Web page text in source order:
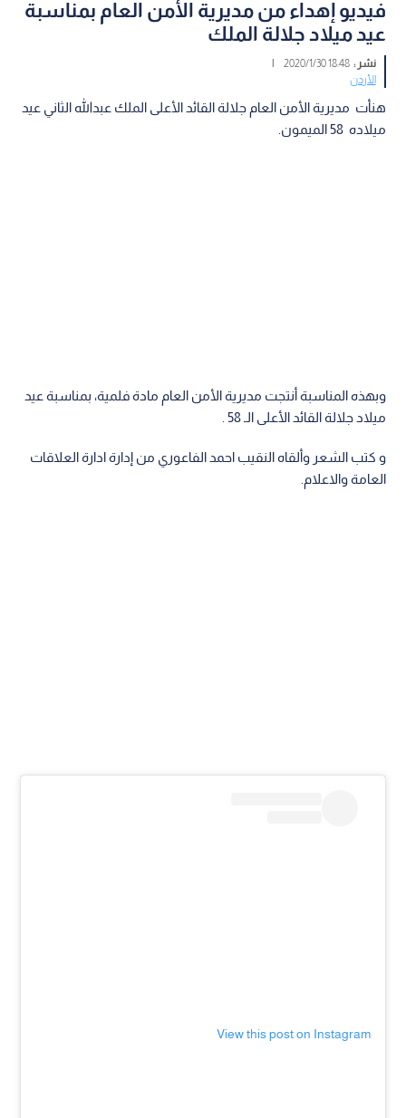
فيديو إهداء من مديرية الأمن العام بمناسبة
عيد ميلاد جلالة الملك
نشر :18:48 2020/1/30
|
الأردن
هنأت مديرية الأمن العام جلالة القائد الأعلى الملك عبدالله الثاني عيد
ميلاده 58 الميمون.
وبهذه المناسبة أنتجت مديرية الأمن العام مادة فلمية، بمناسبة عيد
ميلاد جلالة القائد الأعلى الـ 58 .
و كتب الشعر وألقاه النقيب احمد الفاعوري من إدارة ادارة العلاقات
العامة والاعلام.
View this post on Instagram